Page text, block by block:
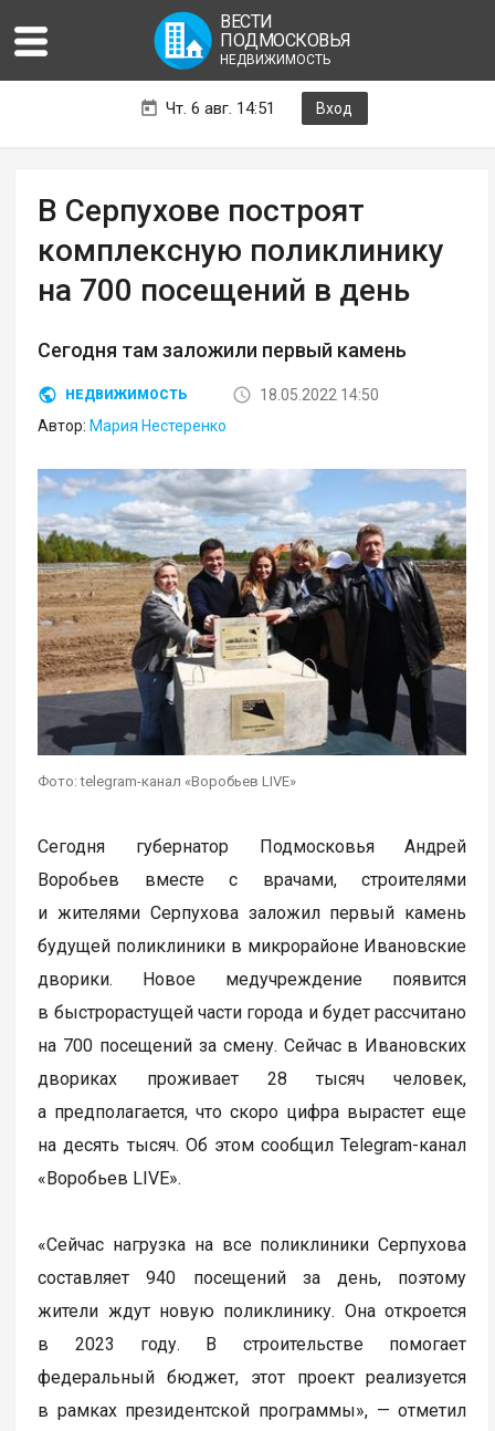
ВЕСТИ
ПОДМОСКОВЬЯ
НЕДВИЖИМОСТЬ
Чт. 6 авг. 14:51 Вход
В Серпухове построят
комплексную поликлинику
на 700 посещений в день
Сегодня там заложили первый камень
НЕДВИЖИМОСТЬ
18.05.2022 14:50
Автор: Мария Нестеренко
Фото: telegram-канал «Воробьев LIVE»
Сегодня губернатор Подмосковья Андрей
Воробьев вместе с врачами, строителями
и жителями Серпухова заложил первый камень
будущей поликлиники в микрорайоне Ивановские
дворики. Новое медучреждение появится
в быстрорастущей части города и будет рассчитано
на 700 посещений за смену. Сейчас в Ивановских
двориках проживает 28 тысяч человек,
а предполагается, что скоро цифра вырастет еще
на десять тысяч. Об этом сообщил Telegram-канал
«Воробьев LIVE».
«Сейчас нагрузка на все поликлиники Серпухова
составляет 940 посещений за день, поэтому
жители ждут новую поликлинику. Она откроется
в 2023 году. В строительстве помогает
федеральный бюджет, этот проект реализуется
в рамках президентской программы», — отметил